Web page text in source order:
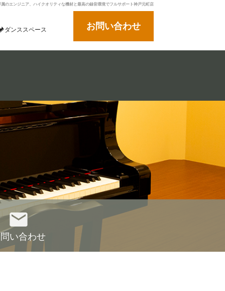
のエンジニア、ハイクオリティな機材と最高の録音環境でフルサポート神戸元町店
ダンススペース お問い合わせ
い合わせ